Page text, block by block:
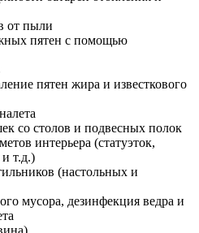
от пыли
пятен с помощью
пятен жира и известкового
со столов и подвесных полок
интерьера (статуэток,
т.д.)
(настольных и
мусора, дезинфекция ведра и